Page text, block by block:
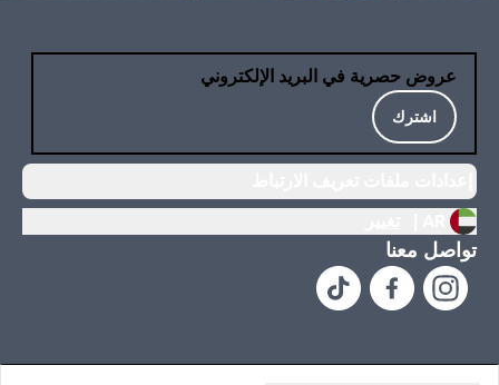
عروض حصرية في البريد الإلكتروني
اشترك
تواصل معنا